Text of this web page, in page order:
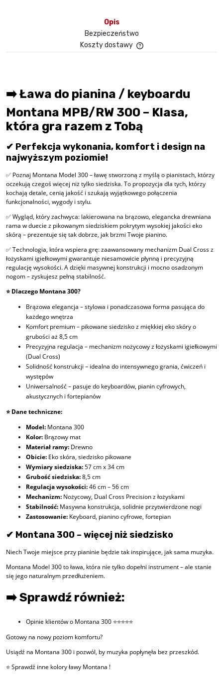
Opis
Bezpieczeństwo
Koszty dostawy
➡️ Ława do pianina / keyboardu
Montana MPB/RW 300 – Klasa,
która gra razem z Tobą
✔ Perfekcja wykonania, komfort i design na
najwyższym poziomie!
✅ Poznaj Montana Model 300 – ławę stworzoną z myślą o pianistach, którzy
oczekują czegoś więcej niż tylko siedziska. To propozycja dla tych, którzy
kochają detale, cenią jakość i szukają wyjątkowego połączenia
funkcjonalności, wygody i stylu.
✅ Wygląd, który zachwyca: lakierowana na brązowo, elegancka drewniana
rama w duecie z pikowanym siedziskiem pokrytym wysokiej jakości eko
skórą – prezentuje się tak dobrze, jak brzmi Twoje pianino.
✅ Technologia, która wspiera grę: zaawansowany mechanizm Dual Cross z
łożyskami igiełkowymi gwarantuje niesamowicie płynną i precyzyjną
regulację wysokości. A dzięki masywnej konstrukcji i mocno osadzonym
nogom – zyskujesz pełną stabilność.
⭐ Dlaczego Montana 300?
Brązowa elegancja – stylowa i ponadczasowa forma pasująca do
każdego wnętrza
Komfort premium – pikowane siedzisko z miękkiej eko skóry o
grubości aż 8,5 cm
Precyzyjna regulacja – mechanizm nożycowy z łożyskami igiełkowymi
(Dual Cross)
Solidność konstrukcji – idealna do intensywnego grania, ćwiczeń i
występów
Uniwersalność – pasuje do keyboardów, pianin cyfrowych,
akustycznych i fortepianów
⭐ Dane techniczne:
Model: Montana 300
Kolor: Brązowy mat
Materiał ramy: Drewno
Obicie: Eko skóra, siedzisko pikowane
Wymiary siedziska:57 cm x 34 cm
Grubość siedziska:8,5 cm
Regulacja wysokości:46 cm – 56 cm
Mechanizm: Nożycowy, Dual Cross Precision z łożyskami
Stabilność: Masywna konstrukcja, solidnie przytwierdzone nogi
Zastosowanie: Keyboard, pianino cyfrowe, fortepian
✔ Montana 300 – więcej niż siedzisko
Niech Twoje miejsce przy pianinie będzie tak inspirujące, jak sama muzyka.
Montana Model 300 to ława, która nie tylko dopełni instrument – ale stanie
się jego naturalnym przedłużeniem.
➡️ Sprawdź również:
Opinie klientów o Montana 300 ⭐⭐⭐⭐⭐
Gotowy na nowy poziom komfortu?
Usiądź na Montana 300 i pozwól, by muzyka popłynęła bez przeszkód.
⭐ Sprawdź inne kolory ławy Montana !